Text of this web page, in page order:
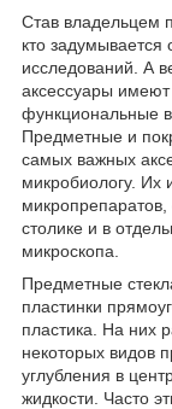
Став владельцем
кто
исследований. А
аксессуары
функциональные
Предметные и
самых важных
микробиологу. Их
столике и в
микроскопа.
Предметные
пластинки
пластика. На них
некоторых видов
углубления в
жидкости. Часто